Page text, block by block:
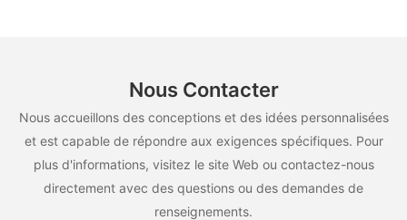
Nous Contacter
Nous accueillons des conceptions et des idées personnalisées
et est capable de répondre aux exigences spécifiques. Pour
plus d'informations, visitez le site Web ou contactez-nous
directement avec des questions ou des demandes de
renseignements.